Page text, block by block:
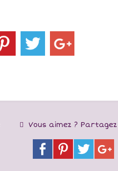
Vous aimez ? Partagez